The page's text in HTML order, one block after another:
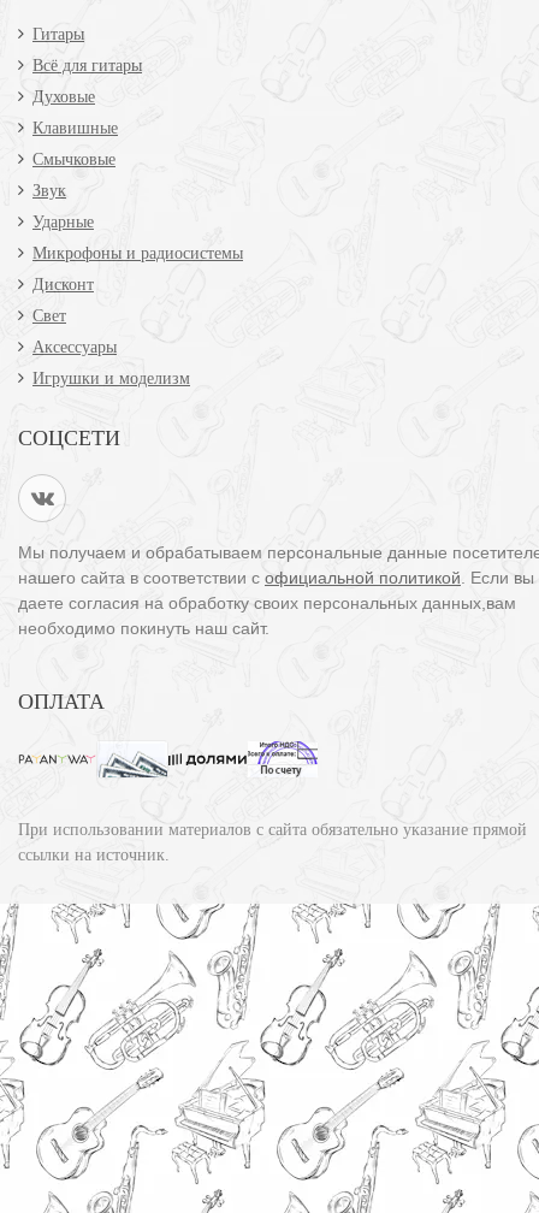
Гитары
Всё для гитары
Духовые
Клавишные
Смычковые
Звук
Ударные
Микрофоны и радиосистемы
Дисконт
Свет
Аксессуары
Игрушки и моделизм
СОЦСЕТИ
Мы получаем и обрабатываем персональные данные
нашего сайта в соответствии с официальной политикой . Если
даете согласия на обработку своих персональных данных,вам
необходимо покинуть наш сайт.
ОПЛАТА
При использовании материалов с сайта обязательно указание прямой
ссылки на источник.